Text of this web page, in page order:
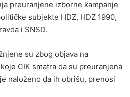
preuranjene izborne kampanje
subjekte HDZ, HDZ 1990,
i SNSD.
su zbog objava na
CIK smatra da su preuranjena
naloženo da ih obrišu, prenosi